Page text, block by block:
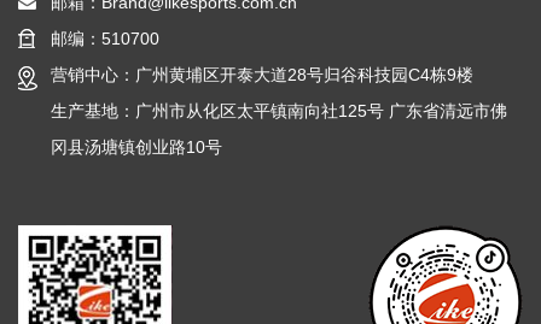
邮编：510700
营销中心：广州黄埔区开泰大道28号归谷科技园C4栋9楼
生产基地：广州市从化区太平镇南向社125号 广东省清远市佛
冈县汤塘镇创业路10号